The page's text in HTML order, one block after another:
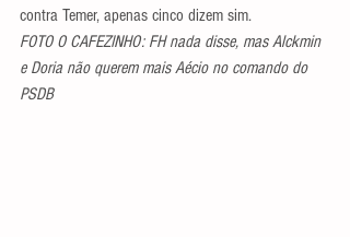
contra Temer, apenas cinco dizem sim.
FOTO O CAFEZINHO: FH nada disse, mas Alckmin
e Doria não querem mais Aécio no comando do
PSDB